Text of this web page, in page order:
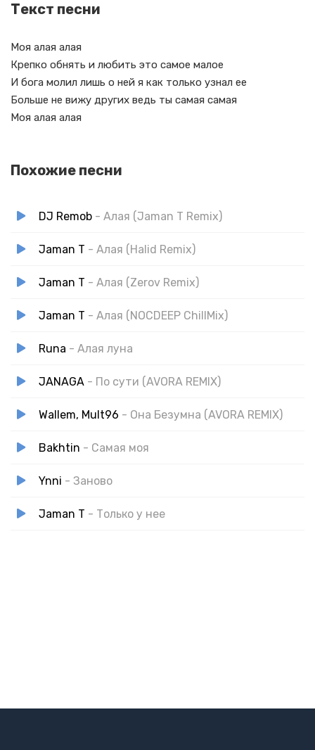
Текст песни
Моя алая алая
Крепко обнять и любить это самое малое
И бога молил лишь о ней я как только узнал ее
Больше не вижу других ведь ты самая самая
Моя алая алая
Похожие песни
DJ Remob - Алая (Jaman T Remix)
Jaman T - Алая (Halid Remix)
Jaman T - Алая (Zerov Remix)
Jaman T - Алая (NOCDEEP ChillMix)
Runa - Алая луна
JANAGA - По сути (AVORA REMIX)
Wallem, Mult96 - Она Безумна (AVORA REMIX)
Bakhtin - Самая моя
Ynni - Заново
Jaman T - Только у нее